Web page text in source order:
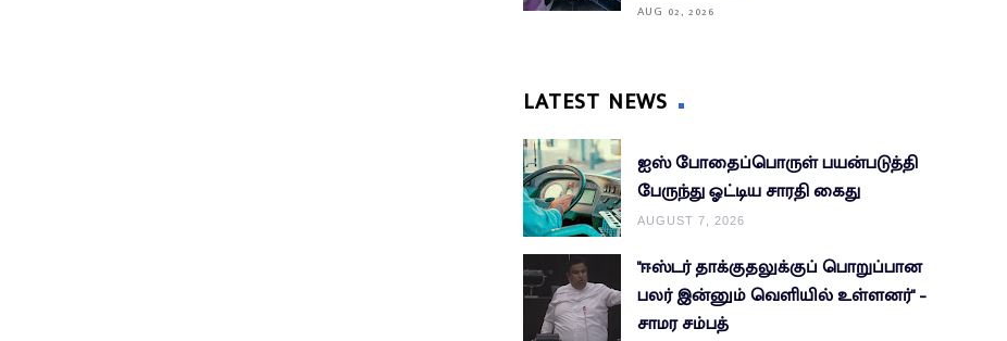
AUG 02, 2026
LATEST NEWS
ஐஸ் போதைப்பொருள் பயன்படுத்தி
பேருந்து ஓட்டிய சாரதி கைது
AUGUST 7, 2026
"ஈஸ்டர் தாக்குதலுக்குப் பொறுப்பான
பலர் இன்னும் வெளியில் உள்ளனர்" –
சாமர சம்பத்